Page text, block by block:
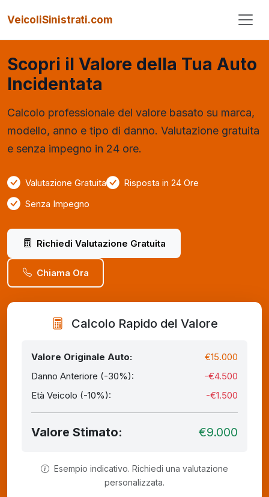
VeicoliSinistrati.com
Scopri il Valore della Tua Auto
Incidentata
Calcolo professionale del valore basato su marca,
modello, anno e tipo di danno. Valutazione gratuita
e senza impegno in 24 ore.
Valutazione Gratuita
Risposta in 24 Ore
Senza Impegno
Richiedi Valutazione Gratuita
Chiama Ora
Calcolo Rapido del Valore
Valore Originale Auto:
€15.000
Danno Anteriore (-30%):
-€4.500
Età Veicolo (-10%):
-€1.500
Valore Stimato: €9.000
Esempio indicativo. Richiedi una valutazione
personalizzata.